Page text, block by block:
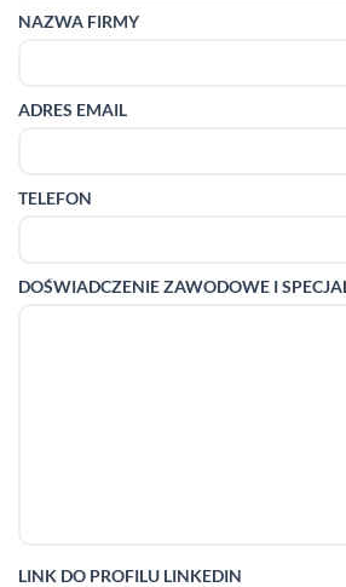
NAZWA FIRMY
ADRES EMAIL
TELEFON
DOŚWIADCZENIE ZAWODOWE I
LINK DO PROFILU LINKEDIN